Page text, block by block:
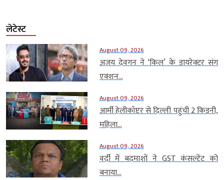
लेटेस्ट
August 09, 2026
अजय देवगन ने ‘किल’ के डायरेक्टर संग
एक्शन...
August 09, 2026
आर्मी हेलीकॉप्टर से दिल्ली पहुंची 2 किडनी,
महिला...
August 09, 2026
वर्दी में बदमाशों ने GST कंसल्टेंट को
बनाया...